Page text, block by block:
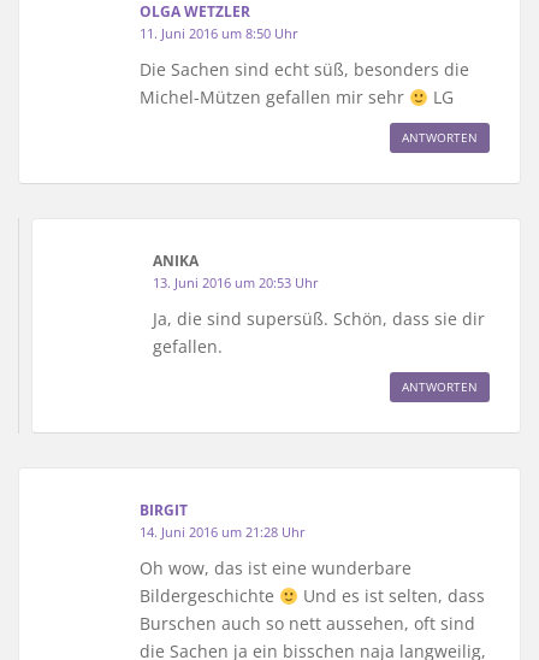
OLGA WETZLER
11. Juni 2016 um 8:50 Uhr
Die Sachen sind echt süß, besonders die
Michel-Mützen gefallen mir sehr
LG
ANTWORTEN
ANIKA
13. Juni 2016 um 20:53 Uhr
Ja, die sind supersüß. Schön, dass sie dir
gefallen.
ANTWORTEN
BIRGIT
14. Juni 2016 um 21:28 Uhr
Oh wow, das ist eine wunderbare
Bildergeschichte
Und es ist selten, dass
Burschen auch so nett aussehen, oft sind
die Sachen ja ein bisschen naja langweilig,